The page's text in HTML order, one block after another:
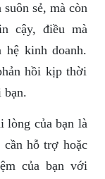
sẻ, mà còn
cậy, điều mà
kinh doanh.
hồi kịp thời
bạn.
lòng của bạn là
hỗ trợ hoặc
của bạn với